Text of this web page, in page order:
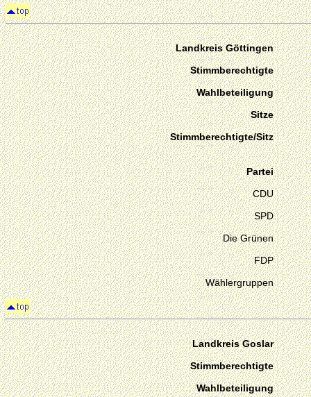
Landkreis Göttingen
Stimmberechtigte
Wahlbeteiligung
Sitze
Stimmberechtigte/Sitz
Partei
CDU
SPD
Die Grünen
FDP
Wählergruppen
Landkreis Goslar
Stimmberechtigte
Wahlbeteiligung